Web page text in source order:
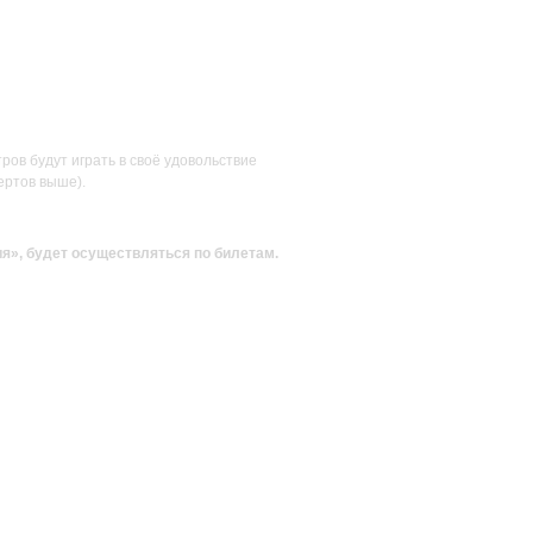
будут играть в своё удовольствие
выше).
, будет осуществляться по билетам.